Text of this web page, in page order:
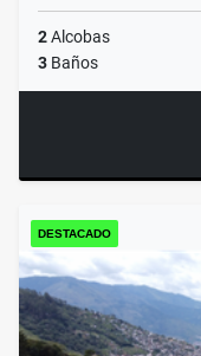
2Alcobas
3 Baños
DESTACADO